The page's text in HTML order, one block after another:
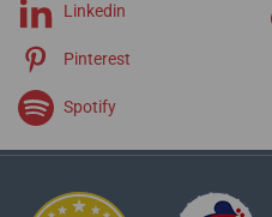
Linkedin
Pinterest
Spotify